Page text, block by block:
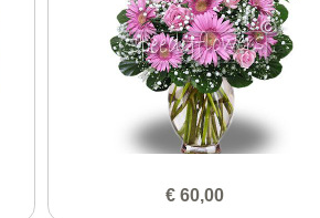
€ 60,00